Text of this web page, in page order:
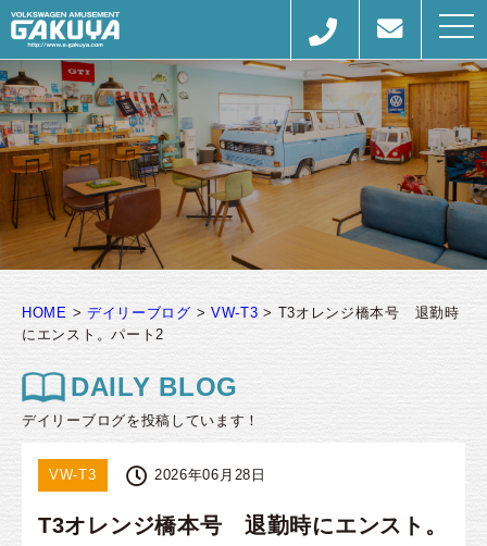
HOME > デイリーブログ > VW-T3 > T3オレンジ橋本号 退勤時
にエンスト。パート2
DAILY BLOG
デイリーブログを投稿しています！
VW-T3 2026年06月28日
T3オレンジ橋本号 退勤時にエンスト。